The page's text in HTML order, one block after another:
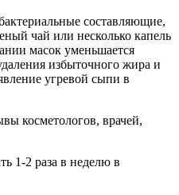
составляющие,
чай или несколько капель
масок уменьшается
избыточного жира и
угревой сыпи в
1-2 раза в неделю в